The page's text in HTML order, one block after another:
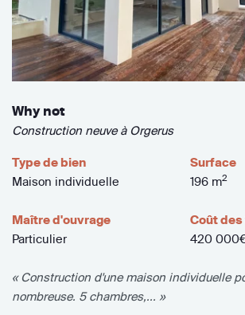
Why not
Construction neuve à Orgerus
Type de bien
Maison individuelle
Surface
196 m2
Maître d'ouvrage
Particulier
Coût
420
« Construction d'une maison individuelle
nombreuse. 5 chambres,... »